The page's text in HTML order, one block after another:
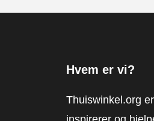
Hvem er vi?
Thuiswinkel.org